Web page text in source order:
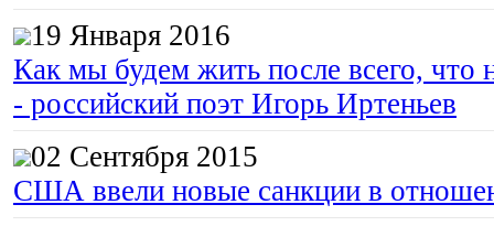
19 Января 2016
Как мы будем жить после всего, что
- российский поэт Игорь Иртеньев
02 Сентября 2015
США ввели новые санкции в